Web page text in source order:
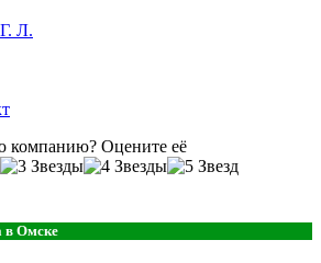
Л.
компанию? Оцените её
в Омске